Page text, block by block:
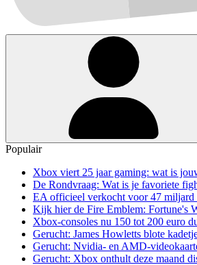
Populair
Xbox viert 25 jaar gaming: wat is
De Rondvraag: Wat is je favoriete
EA officieel verkocht voor 47 miljard
Kijk hier de Fire Emblem: Fortune's
Xbox-consoles nu 150 tot 200 euro
Gerucht: James Howletts blote
Gerucht: Nvidia- en AMD-
Gerucht: Xbox onthult deze maand